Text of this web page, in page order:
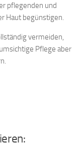
pflegenden und
Haut begünstigen.
vermeiden,
Pflege aber